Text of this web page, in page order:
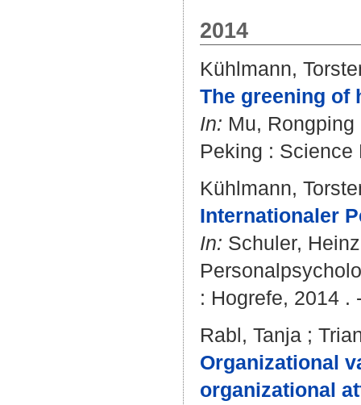
2014
Kühlmann,
The greening of
In: Mu,
Peking : Science
Kühlmann,
Internationaler
In: Schuler,
: Hogrefe, 2014 .
Rabl, Tanja ;
Organizational
organizational